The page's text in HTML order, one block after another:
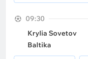
09:30
Krylia Sovetov
Baltika